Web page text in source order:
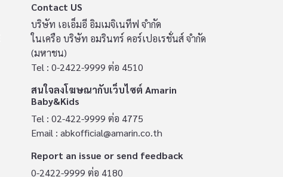
Contact US
บริษัท เอเอ็มอี อิมเมจิเนทีฟ จำกัด
ในเครือ บริษัท อมรินทร์ คอร์เปอเรชั่นส์ จำกัด
(มหาชน)
Tel : 0-2422-9999 ต่อ 4510
สนใจลงโฆษณากับเว็บไซต์ Amarin
Baby&Kids
Tel : 02-422-9999 ต่อ 4775
Email : abkofficial@amarin.co.th
Report an issue or send feedback
0-2422-9999 ต่อ 4180